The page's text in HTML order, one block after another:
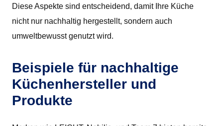
Diese Aspekte sind entscheidend, damit Ihre Küche
nicht nur nachhaltig hergestellt, sondern auch
umweltbewusst genutzt wird.
Beispiele für nachhaltige
Küchenhersteller und
Produkte